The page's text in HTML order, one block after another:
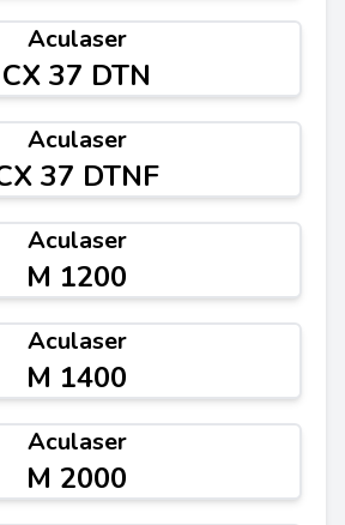
Aculaser
CX 37 DTN
Aculaser
37 DTNF
Aculaser
M 1200
Aculaser
M 1400
Aculaser
M 2000